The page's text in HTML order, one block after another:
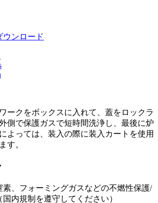
ウンロード
ークをボックスに入れて、蓋をロックラ
側で保護ガスで短時間洗浄し、最後に炉
よっては、装入の際に装入カートを使用
す。
素、フォーミングガスなどの不燃性保護/
国内規制を遵守してください）